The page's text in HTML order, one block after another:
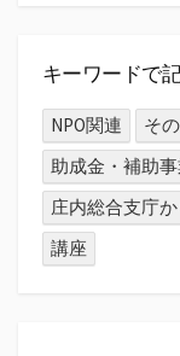
キーワードで
NPO関連 そ
助成金・補助
庄内総合支庁
講座